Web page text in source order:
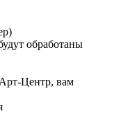
обработаны
Центр, вам